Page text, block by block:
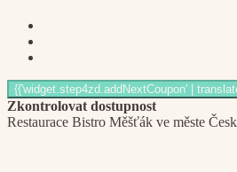
Zkontrolovat dostupnost
Restaurace Bistro Měšťák ve měste